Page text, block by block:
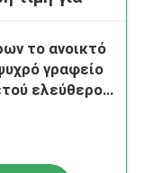
το ανοικτό
γραφείο
ελεύθερο